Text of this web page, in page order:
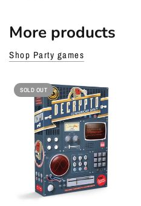
More products
Shop Party games
SOLD OUT